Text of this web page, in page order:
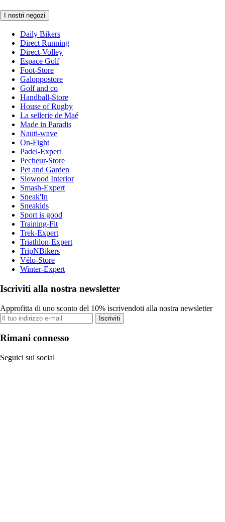
I nostri negozi
Daily Bikers
Direct Running
Direct-Volley
Espace Golf
Foot-Store
Galoppostore
Golf and co
Handball-Store
House of Rugby
La sellerie de Maé
Made in Paradis
Nauti-wave
On-Fight
Padel-Expert
Pecheur-Store
Pet and Garden
Slowood Interior
Smash-Expert
Sneak'In
Sneakids
Sport is good
Training-Fit
Trek-Expert
Triathlon-Expert
TripNBikers
Vélo-Store
Winter-Expert
Iscriviti alla nostra newsletter
Approfitta di uno sconto del 10% iscrivendoti alla nostra newsletter
Iscriviti
Rimani connesso
Seguici sui social